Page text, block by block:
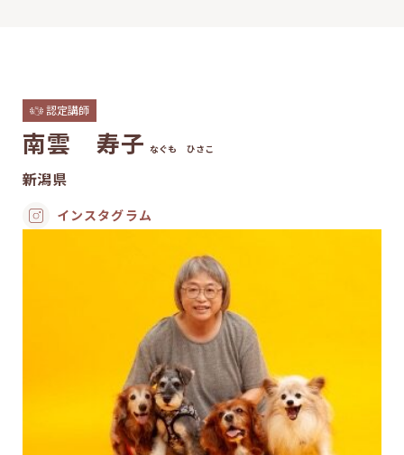
認定講師
南雲 寿子 なぐも ひさこ
新潟県
インスタグラム